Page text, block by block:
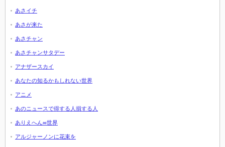
あさイチ
あさが来た
あさチャン
あさチャンサタデー
アナザースカイ
あなたの知るかもしれない世界
アニメ
あのニュースで得する人損する人
ありえへん∞世界
アルジャーノンに花束を